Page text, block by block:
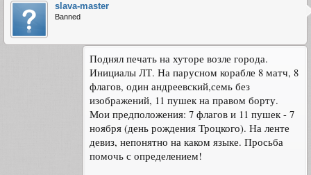
slava-master
Banned
Поднял печать на хуторе возле города.
Инициалы ЛТ. На парусном корабле 8 матч, 8
флагов, один андреевский,семь без
изображений, 11 пушек на правом борту.
Мои предположения: 7 флагов и 11 пушек - 7
ноября (день рождения Троцкого). На ленте
девиз, непонятно на каком языке. Просьба
помочь с определением!